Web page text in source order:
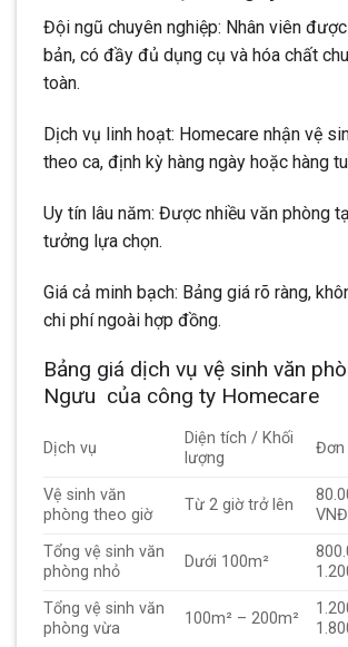
Đội ngũ chuyên nghiệp: Nhân viên
bản, có đầy đủ dụng cụ và hóa chất
toàn.
Dịch vụ linh hoạt: Homecare nhận vệ
theo ca, định kỳ hàng ngày hoặc hàng
Uy tín lâu năm: Được nhiều văn phòng
tưởng lựa chọn.
Giá cả minh bạch: Bảng giá rõ ràng,
chi phí ngoài hợp đồng.
Bảng giá dịch vụ vệ sinh văn
Ngưu của công ty Homecare
Dịch vụ
Diện tích / Khối
lượng
Đơn
Vệ sinh văn
phòng theo giờ
Từ 2 giờ trở lên
Tổng vệ sinh văn
phòng nhỏ
Dưới 100m²
Tổng vệ sinh văn
phòng vừa
100m² – 200m²